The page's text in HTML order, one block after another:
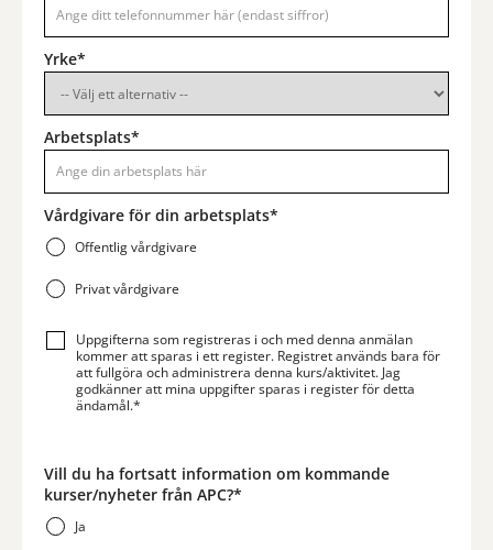
Yrke*
Arbetsplats*
Vårdgivare för din arbetsplats*
Offentlig vårdgivare
Privat vårdgivare
Uppgifterna som registreras i och med denna anmälan
kommer att sparas i ett register. Registret används bara för
att fullgöra och administrera denna kurs/aktivitet. Jag
godkänner att mina uppgifter sparas i register för detta
ändamål.*
Vill du ha fortsatt information om kommande
kurser/nyheter från APC?*
Ja